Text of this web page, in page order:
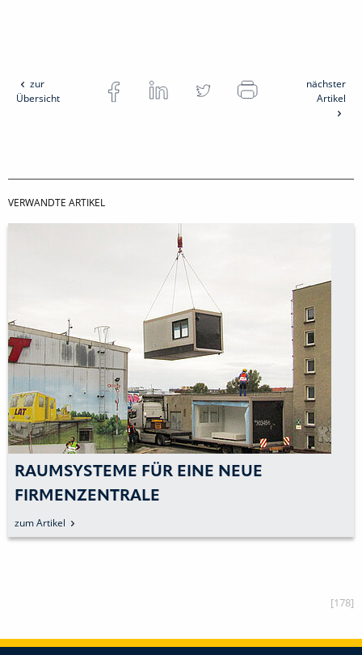
zur
Übersicht
nächster
Artikel
VERWANDTE ARTIKEL
RAUMSYSTEME FÜR EINE NEUE
FIRMENZENTRALE
zum Artikel
[178]